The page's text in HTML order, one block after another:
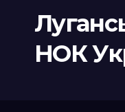
НОК